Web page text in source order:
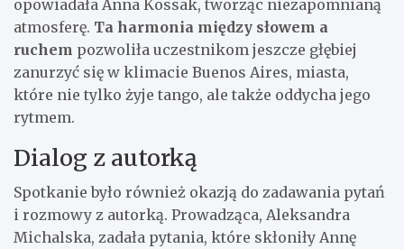
opowiadała Anna Kossak, tworząc niezapomnianą
atmosferę. Ta harmonia między słowem a
ruchem pozwoliła uczestnikom jeszcze głębiej
zanurzyć się w klimacie Buenos Aires, miasta,
które nie tylko żyje tango, ale także oddycha jego
rytmem.
Dialog z autorką
Spotkanie było również okazją do zadawania pytań
i rozmowy z autorką. Prowadząca, Aleksandra
Michalska, zadała pytania, które skłoniły Annę